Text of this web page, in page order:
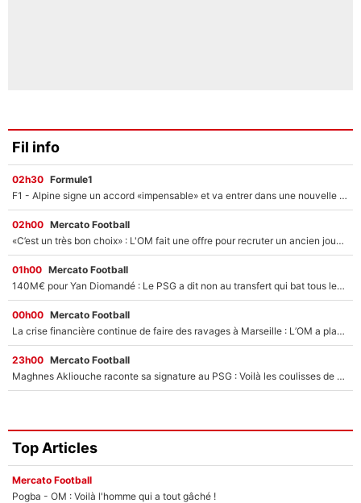
Fil info
02h30 Formule1
F1 - Alpine signe un accord «impensable» et va entrer dans une nouvelle dimension : Grande nouvelle pour Pierre Gasly !
02h00 Mercato Football
«C’est un très bon choix» : L'OM fait une offre pour recruter un ancien joueur du PSG... et c'est validé dans l'After Foot !
01h00 Mercato Football
140M€ pour Yan Diomandé : Le PSG a dit non au transfert qui bat tous les records sur le mercato
00h00 Mercato Football
La crise financière continue de faire des ravages à Marseille : L’OM a placé 12 joueurs sur le marché des transferts… et ça pourrait lui rapporter près de 100M€ !
23h00 Mercato Football
Maghnes Akliouche raconte sa signature au PSG : Voilà les coulisses de son transfert de rêve à 50M€
Top Articles
Mercato Football
Pogba - OM : Voilà l'homme qui a tout gâché !